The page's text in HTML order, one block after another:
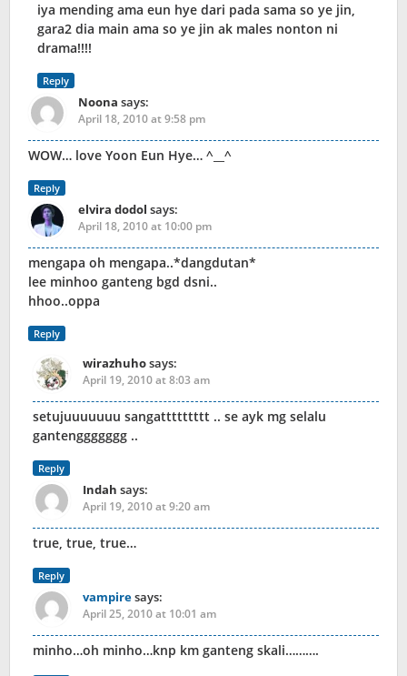
iya mending ama eun hye dari pada sama so ye jin,
gara2 dia main ama so ye jin ak males nonton ni
drama!!!!
Reply
Noona says:
April 18, 2010 at 9:58 pm
WOW… love Yoon Eun Hye… ^__^
Reply
elvira dodol says:
April 18, 2010 at 10:00 pm
mengapa oh mengapa..*dangdutan*
lee minhoo ganteng bgd dsni..
hhoo..oppa
Reply
wirazhuhosays:
April 19, 2010 at 8:03 am
setujuuuuuuu sangattttttttt .. se ayk mg selalu
gantenggggggg ..
Reply
Indah says:
April 19, 2010 at 9:20 am
true, true, true…
Reply
vampiresays:
April 25, 2010 at 10:01 am
minho…oh minho…knp km ganteng skali……….